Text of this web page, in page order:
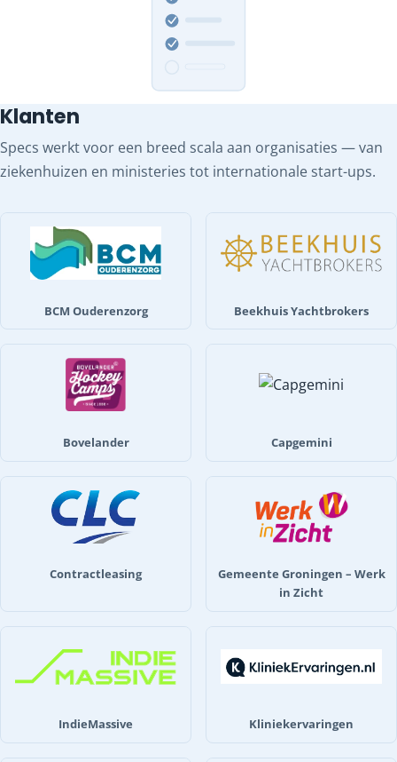
Klanten
Specs werkt voor een breed scala aan organisaties — van
ziekenhuizen en ministeries tot internationale start-ups.
BCM Ouderenzorg Beekhuis Yachtbrokers
Bovelander Capgemini
Contractleasing
Gemeente Groningen – Werk
in Zicht
IndieMassive Kliniekervaringen